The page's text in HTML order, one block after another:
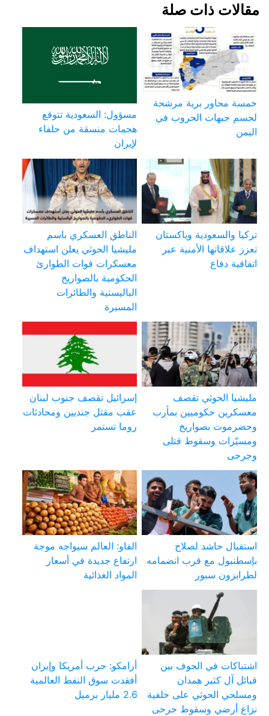
مقالات ذات صلة
خمسة محاور برية مرشحة
لحسم جبهات الحروب في
اليمن
مسؤول: السعودية تتوقع
هجمات منسقة من حلفاء
لإيران
تركيا والسعودية وباكستان
تعزز علاقاتها الأمنية عبر
اتفاقية دفاع
الناطق العسكري باسم
مليشيا الحوثي يعلن استهداف
معسكرات قوات الطوارئ
الحكومية بالصواريخ
الباليستية والطائرات
المسيرة
مليشيا الحوثي تقصف
معسكرين حكوميين بمأرب
وحضرموت بصواريخ
ومسيّرات وسقوط قتلى
وجرحى
إسرائيل تقصف جنوب لبنان
عقب مقتل جنديين ومحادثات
روما تستمر
استقبال حاشد لصلاح
بإسطنبول مع قرب انضمامه
لطرابزون سبور
الفاو: العالم سيواجه موجة
ارتفاع جديدة في أسعار
المواد الغذائية
اشتباكات في الجوف بين
قبائل آل كثير همدان
ومسلحي الحوثي على خلفية
نزاع أرضي وسقوط جرحى
أرامكو: حرب أمريكا وإيران
أفقدت سوق النفط العالمية
2.6 مليار برميل